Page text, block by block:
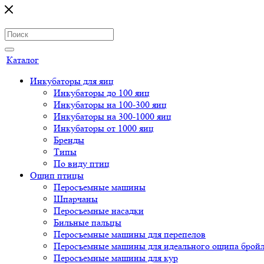
Каталог
Инкубаторы для яиц
Инкубаторы до 100 яиц
Инкубаторы на 100-300 яиц
Инкубаторы на 300-1000 яиц
Инкубаторы от 1000 яиц
Бренды
Типы
По виду птиц
Ощип птицы
Перосъемные машины
Шпарчаны
Перосъемные насадки
Бильные пальцы
Перосъемные машины для перепелов
Перосъемные машины для идеального ощипа
Перосъемные машины для кур